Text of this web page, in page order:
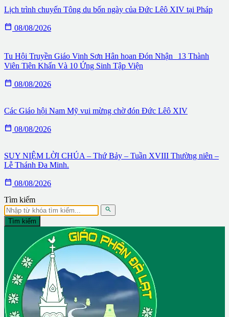
Lịch trình chuyến Tông du bốn ngày của Đức Lêô XIV tại Pháp
 08/08/2026
Tu Hội Truyền Giáo Vinh Sơn Hân hoan Đón Nhận 13 Thành
Viên Tiên Khấn Và 10 Ứng Sinh Tập Viện
 08/08/2026
Các Giáo hội Nam Mỹ vui mừng chờ đón Đức Lêô XIV
 08/08/2026
SUY NIỆM LỜI CHÚA – Thứ Bảy – Tuần XVIII Thường niên –
Lễ Thánh Đa Minh.
 08/08/2026
Tìm kiếm

Tìm kiếm